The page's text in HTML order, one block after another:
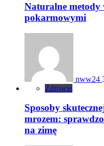
Naturalne metody
pokarmowymi
nww24
Zdrowie
Sposoby
mrozem:
na zimę